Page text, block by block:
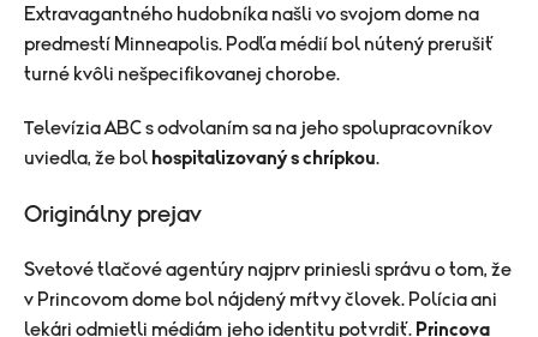
Extravagantného hudobníka našli vo svojom dome na
predmestí Minneapolis. Podľa médií bol nútený prerušiť
turné kvôli nešpecifikovanej chorobe.
TelevíziaABC s odvolaním sa na jeho spolupracovníkov
uviedla, že bol hospitalizovanýs chrípkou.
Originálny prejav
Svetovétlačové agentúry najprv priniesli správu o tom, že
v Princovom dome bol nájdený mŕtvy človek. Polícia ani
lekári odmietli médiám jeho identitu potvrdiť. Princova